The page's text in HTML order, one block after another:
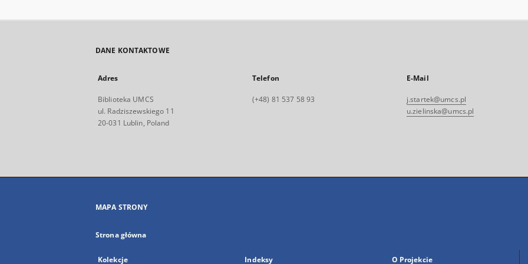
DANE KONTAKTOWE
Adres
Biblioteka UMCS
ul. Radziszewskiego 11
20-031 Lublin, Poland
Telefon
(+48) 81 537 58 93
E-Mail
j.startek@umcs.pl
u.zielinska@umcs.pl
MAPA STRONY
Strona główna
Kolekcje Indeksy O Projekcie